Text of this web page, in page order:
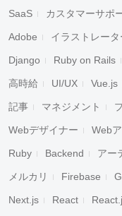
SaaS カスタマーサポ
Adobe イラストレータ
Django Ruby on Rails
高時給 UI/UX Vue.js
記事 マネジメント
Webデザイナー Web
Ruby Backend アー
メルカリ Firebase
Next.js React